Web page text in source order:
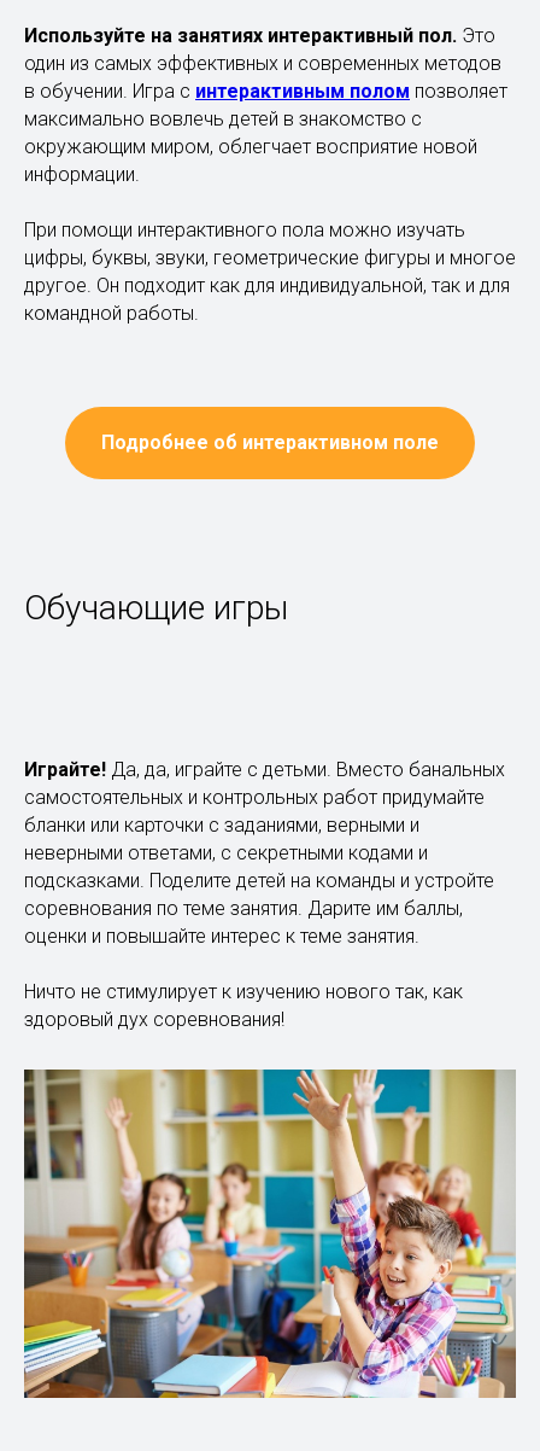
Используйте на занятиях интерактивный пол. Это
один из самых эффективных и современных методов
в обучении. Игра с интерактивным полом позволяет
максимально вовлечь детей в знакомство с
окружающим миром, облегчает восприятие новой
информации.
При помощи интерактивного пола можно изучать
цифры, буквы, звуки, геометрические фигуры и многое
другое. Он подходит как для индивидуальной, так и для
командной работы.
Подробнее об интерактивном поле
Обучающие игры
Играйте! Да, да, играйте с детьми. Вместо банальных
самостоятельных и контрольных работ придумайте
бланки или карточки с заданиями, верными и
неверными ответами, с секретными кодами и
подсказками. Поделите детей на команды и устройте
соревнования по теме занятия. Дарите им баллы,
оценки и повышайте интерес к теме занятия.
Ничто не стимулирует к изучению нового так, как
здоровый дух соревнования!